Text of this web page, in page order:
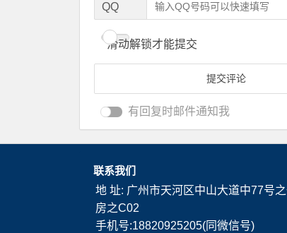
QQ
滑动解锁才能提交
有回复时邮件通知我
联系我们
地 址: 广州市天河区中山大道中77号
房之C02
手机号:18820925205(同微信号)